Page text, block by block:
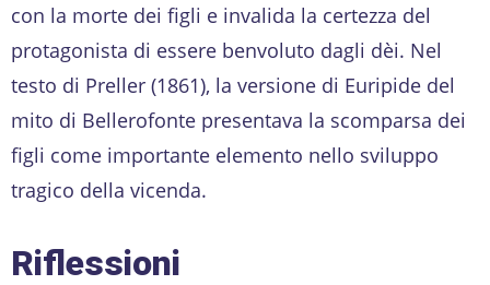
con la morte dei figli e invalida la certezza del
protagonista di essere benvoluto dagli dèi. Nel
testo di Preller (1861), la versione di Euripide del
mito di Bellerofonte presentava la scomparsa dei
figli come importante elemento nello sviluppo
tragico della vicenda.
Riflessioni